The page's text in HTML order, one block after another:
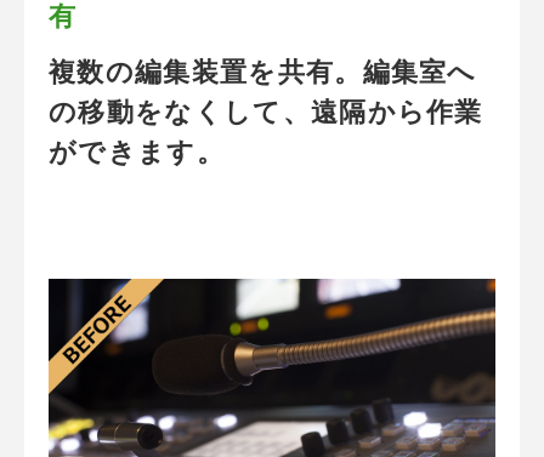
有
複数の編集装置を共有。編集室へ
の移動をなくして、遠隔から作業
ができます。